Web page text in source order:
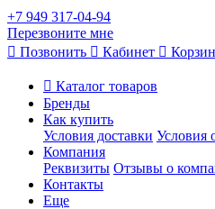
+7 949 317-04-94
Перезвоните мне
Позвонить
Кабинет
Каталог товаров
Бренды
Как купить
Условия доставки Условия
Компания
Реквизиты Отзывы о
Контакты
Еще